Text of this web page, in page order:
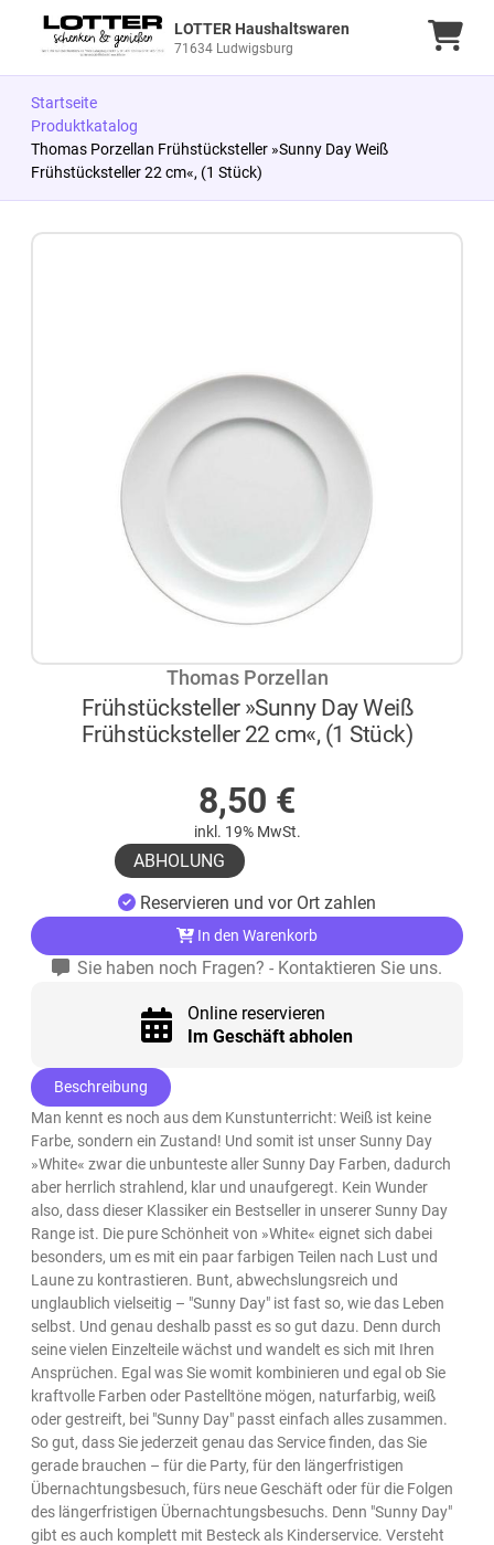
LOTTER Haushaltswaren
71634 Ludwigsburg
Startseite
Produktkatalog
Thomas Porzellan Frühstücksteller »Sunny Day Weiß
Frühstücksteller 22 cm«, (1 Stück)
Thomas Porzellan
Frühstücksteller »Sunny Day Weiß
Frühstücksteller 22 cm«, (1 Stück)
8,50 €
inkl. 19% MwSt.
ABHOLUNG
Reservieren und vor Ort zahlen
In den Warenkorb
Sie haben noch Fragen? - Kontaktieren Sie uns.
Online reservieren
Im Geschäft abholen
Beschreibung
Man kennt es noch aus dem Kunstunterricht: Weiß ist keine
Farbe, sondern ein Zustand! Und somit ist unser Sunny Day
»White« zwar die unbunteste aller Sunny Day Farben, dadurch
aber herrlich strahlend, klar und unaufgeregt. Kein Wunder
also, dass dieser Klassiker ein Bestseller in unserer Sunny Day
Range ist. Die pure Schönheit von »White« eignet sich dabei
besonders, um es mit ein paar farbigen Teilen nach Lust und
Laune zu kontrastieren. Bunt, abwechslungsreich und
unglaublich vielseitig – "Sunny Day" ist fast so, wie das Leben
selbst. Und genau deshalb passt es so gut dazu. Denn durch
seine vielen Einzelteile wächst und wandelt es sich mit Ihren
Ansprüchen. Egal was Sie womit kombinieren und egal ob Sie
kraftvolle Farben oder Pastelltöne mögen, naturfarbig, weiß
oder gestreift, bei "Sunny Day" passt einfach alles zusammen.
So gut, dass Sie jederzeit genau das Service finden, das Sie
gerade brauchen – für die Party, für den längerfristigen
Übernachtungsbesuch, fürs neue Geschäft oder für die Folgen
des längerfristigen Übernachtungsbesuchs. Denn "Sunny Day"
gibt es auch komplett mit Besteck als Kinderservice. Versteht